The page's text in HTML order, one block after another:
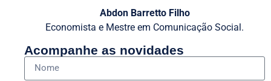
Abdon Barretto Filho
Economista e Mestre em Comunicação Social.
Acompanhe as novidades